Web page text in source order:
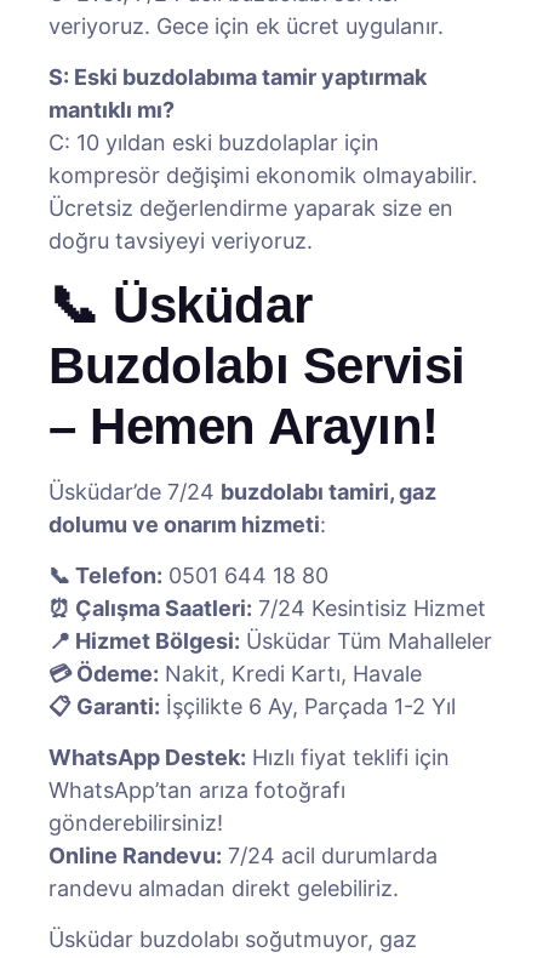
veriyoruz. Gece için ek ücret uygulanır.
S: Eski buzdolabıma tamir yaptırmak
mantıklı mı?
C: 10 yıldan eski buzdolaplar için
kompresör değişimi ekonomik olmayabilir.
Ücretsiz değerlendirme yaparak size en
doğru tavsiyeyi veriyoruz.
📞 Üsküdar
Buzdolabı Servisi
– Hemen Arayın!
Üsküdar’de 7/24 buzdolabı tamiri, gaz
dolumu ve onarım hizmeti:
📞 Telefon: 0501 644 18 80
⏰ Çalışma Saatleri: 7/24 Kesintisiz Hizmet
📍 Hizmet Bölgesi: Üsküdar Tüm Mahalleler
💳 Ödeme: Nakit, Kredi Kartı, Havale
📋 Garanti: İşçilikte 6 Ay, Parçada 1-2 Yıl
WhatsApp Destek: Hızlı fiyat teklifi için
WhatsApp’tan arıza fotoğrafı
gönderebilirsiniz!
Online Randevu: 7/24 acil durumlarda
randevu almadan direkt gelebiliriz.
Üsküdar buzdolabı soğutmuyor, gaz